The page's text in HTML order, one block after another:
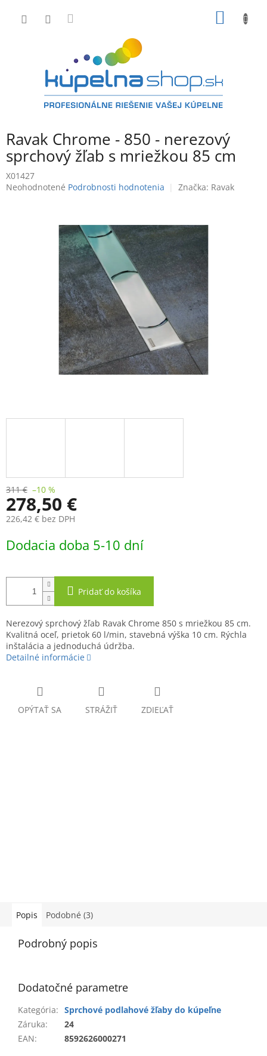
Ravak Chrome - 850 - nerezový
sprchový žľab s mriežkou 85 cm
X01427
Priemerné
Neohodnotené Podrobnosti hodnotenia Značka: Ravak
311 € –10 %
278,50 €
226,42 € bez DPH
cena:
Dodacia doba 5-10 dní
Pridať do košíka
Nerezový sprchový žľab Ravak Chrome 850 s mriežkou 85 cm.
Kvalitná oceľ, prietok 60 l/min, stavebná výška 10 cm. Rýchla
inštalácia a jednoduchá údržba.
Detailné informácie
OPÝTAŤ SA STRÁŽIŤ ZDIEĽAŤ
Popis Podobné (3)
Podrobný popis
Dodatočné parametre
Kategória: Sprchové podlahové žľaby do kúpeľne
Záruka:
24
EAN: 8592626000271